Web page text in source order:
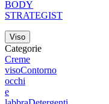
BODY
STRATEGIST
Viso
Categorie
Creme
visoContorno
occhi
e